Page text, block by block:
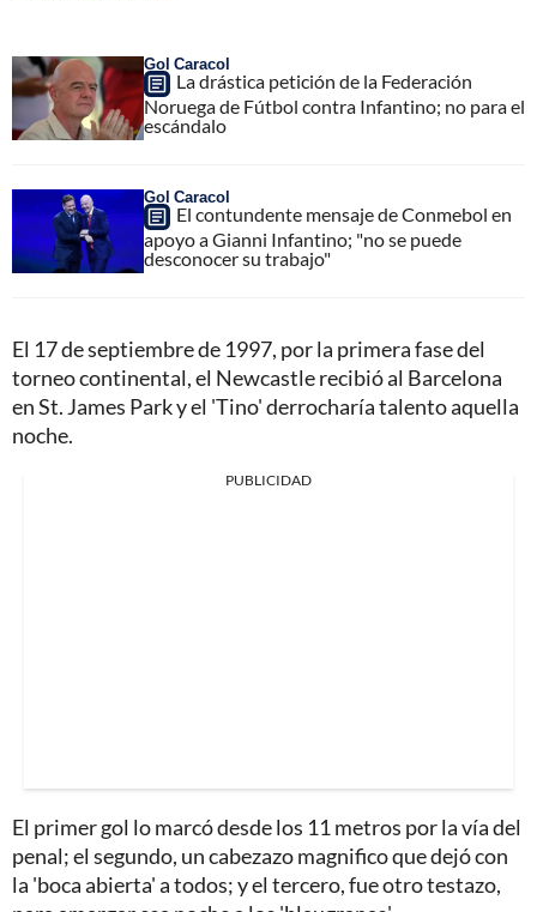
Gol Caracol
La drástica petición de la Federación
Noruega de Fútbol contra Infantino; no para el
escándalo
Gol Caracol
El contundente mensaje de Conmebol en
apoyo a Gianni Infantino; "no se puede
desconocer su trabajo"
El 17 de septiembre de 1997, por la primera fase del
torneo continental, el Newcastle recibió al Barcelona
en St. James Park y el 'Tino' derrocharía talento aquella
noche.
PUBLICIDAD
El primer gol lo marcó desde los 11 metros por la vía del
penal; el segundo, un cabezazo magnifico que dejó con
la 'boca abierta' a todos; y el tercero, fue otro testazo,